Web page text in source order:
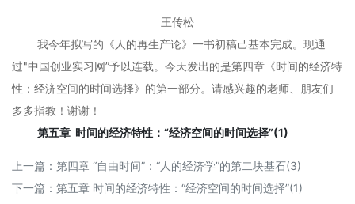
王传松
我今年拟写的《人的再生产论》一书初稿己基本完成。现通
过"中国创业实习网”予以连载。今天发出的是第四章《时间的经济特
性：经济空间的时间选择》的第一部分。请感兴趣的老师、朋友们
多多指教！谢谢！
第五章 时间的经济特性：“经济空间的时间选择”(1)
上一篇： 第四章 “自由时间”：“人的经济学”的第二块基石(3)
下一篇： 第五章 时间的经济特性：“经济空间的时间选择”(1)